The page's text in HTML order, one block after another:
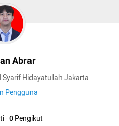
Abrar
Syarif Hidayatullah Jakarta
Pengguna
·0Pengikut